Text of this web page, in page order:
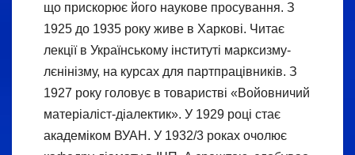
що прискорює його наукове просування. З
1925 до 1935 року живе в Харкові. Читає
лекції в Українському інституті марксизму-
лєнінізму, на курсах для партпрацівників. З
1927 року головує в товаристві «Войовничий
матеріаліст-діалектик». У 1929 році стає
академіком ВУАН. У 1932/3 роках очолює